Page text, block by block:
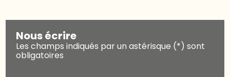
Nous écrire
Les champs indiqués par un astérisque (*) sont
obligatoires